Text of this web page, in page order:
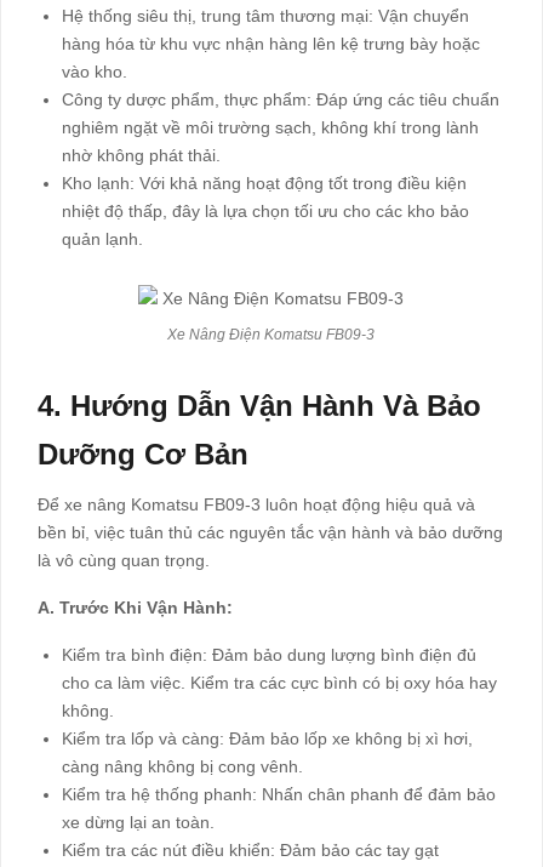
Hệ thống siêu thị, trung tâm thương mại: Vận chuyển
hàng hóa từ khu vực nhận hàng lên kệ trưng bày hoặc
vào kho.
Công ty dược phẩm, thực phẩm: Đáp ứng các tiêu chuẩn
nghiêm ngặt về môi trường sạch, không khí trong lành
nhờ không phát thải.
Kho lạnh: Với khả năng hoạt động tốt trong điều kiện
nhiệt độ thấp, đây là lựa chọn tối ưu cho các kho bảo
quản lạnh.
Xe Nâng Điện Komatsu FB09-3
4. Hướng Dẫn Vận Hành Và Bảo
Dưỡng Cơ Bản
Để xe nâng Komatsu FB09-3 luôn hoạt động hiệu quả và
bền bỉ, việc tuân thủ các nguyên tắc vận hành và bảo dưỡng
là vô cùng quan trọng.
A. Trước Khi Vận Hành:
Kiểm tra bình điện: Đảm bảo dung lượng bình điện đủ
cho ca làm việc. Kiểm tra các cực bình có bị oxy hóa hay
không.
Kiểm tra lốp và càng: Đảm bảo lốp xe không bị xì hơi,
càng nâng không bị cong vênh.
Kiểm tra hệ thống phanh: Nhấn chân phanh để đảm bảo
xe dừng lại an toàn.
Kiểm tra các nút điều khiển: Đảm bảo các tay gạt